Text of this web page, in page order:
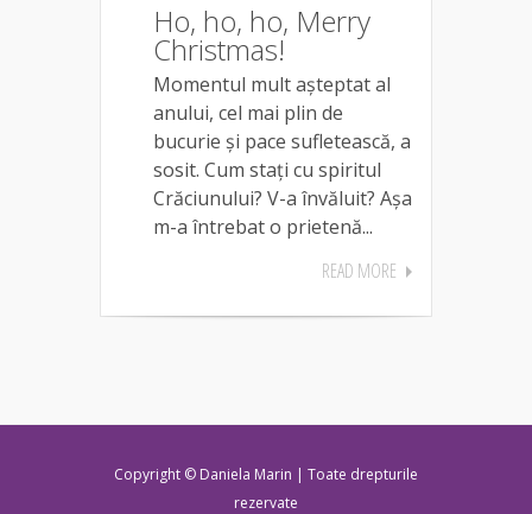
Ho, ho, ho, Merry
Christmas!
Momentul mult așteptat al
anului, cel mai plin de
bucurie și pace sufletească, a
sosit. Cum stați cu spiritul
Crăciunului? V-a învăluit? Așa
m-a întrebat o prietenă...
READ MORE
Copyright © Daniela Marin | Toate drepturile
rezervate